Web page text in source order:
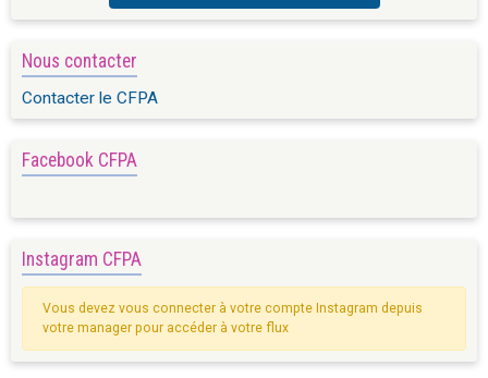
Nous contacter
Contacter le CFPA
Facebook CFPA
Instagram CFPA
Vous devez vous connecter à votre compte Instagram depuis
votre manager pour accéder à votre flux